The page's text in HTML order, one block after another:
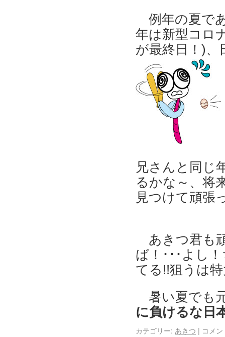
例年の夏で
年は新型コロ
が最終日！)、
兄さんと同じ
るかな～、将
見つけて頑張
あきつ君も
ば！･･･よし
てる!!狙うは
暑い夏で
に負けるな日
カテゴリー: あきつ | コメ